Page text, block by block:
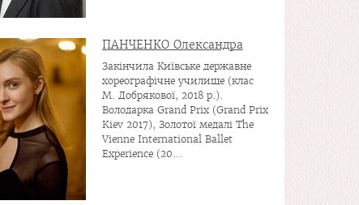
ПАНЧЕНКО Олександра
Закінчила Київське державне
хореографічне училище (клас
М. Добрякової, 2018 р.).
Володарка Grand Prix (Grand Prix
Kiev 2017), Золотої медалі The
Vienne International Ballet
Experience (20...